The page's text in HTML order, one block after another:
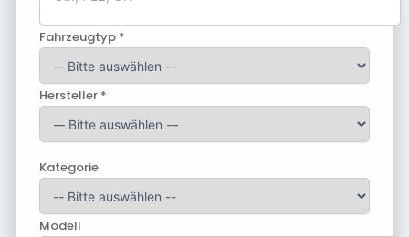
Fahrzeugtyp *
Hersteller *
Kategorie
Modell